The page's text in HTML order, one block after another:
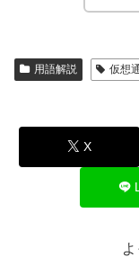
用語解説 仮想
X